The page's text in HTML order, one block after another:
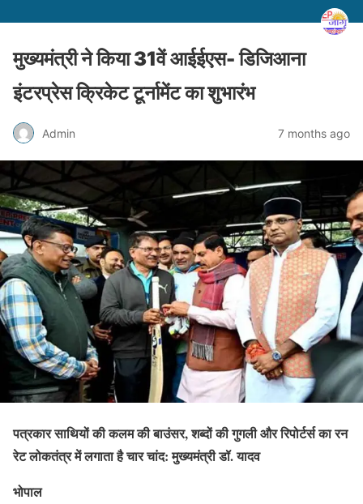
मुख्यमंत्री ने किया 31वें आईईएस- डिजिआना
इंटरप्रेस क्रिकेट टूर्नामेंट का शुभारंभ
Admin 7 months ago
पत्रकार साथियों की कलम की बाउंसर, शब्दों की गुगली और रिपोर्टर्स का रन
रेट लोकतंत्र में लगाता है चार चांद: मुख्यमंत्री डॉ. यादव
भोपाल